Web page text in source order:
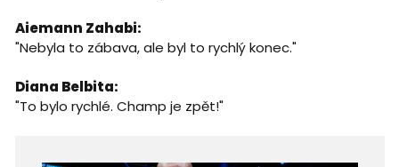
Aiemann Zahabi:
"Nebyla to zábava, ale byl to rychlý konec."
Diana Belbita:
"To bylo rychlé. Champ je zpět!"